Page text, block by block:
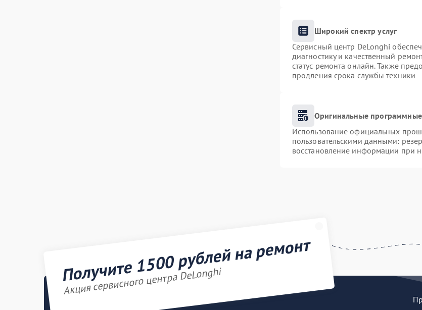
Широкий спектр услуг
Сервисный центр DeLonghi
диагностику и качественный
статус ремонта онлайн. Также
продления срока службы техники
Оригинальные
Использование официальных
пользовательскими данными:
восстановление информации при
Получите 1500 рублей на ремонт
Акция сервисного центра DeLonghi